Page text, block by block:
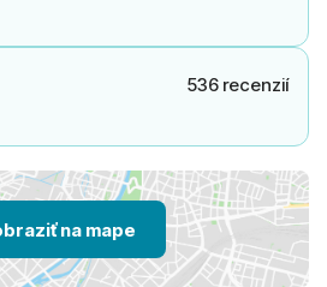
536 recenzií
na mape